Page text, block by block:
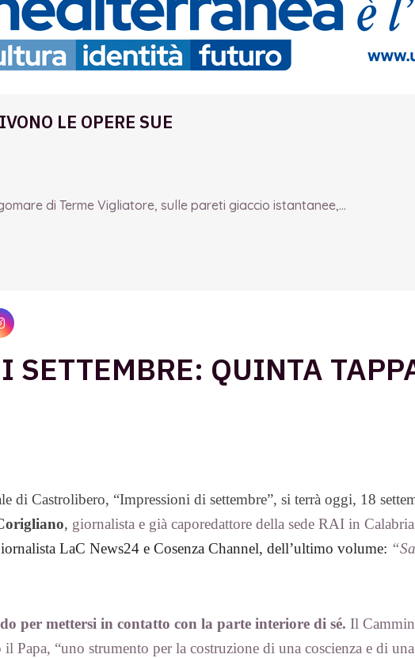
LE OPERE SUE
di Terme Vigliatore, sulle pareti giaccio istantanee,...
QUINTA
di Castrolibero, “Impressioni di settembre”, si terrà oggi, 18
, giornalista e già caporedattore della sede RAI in
LaC News24 e Cosenza Channel, dell’ultimo volume:
per mettersi in contatto con la parte interiore di sé. Il
Papa, “uno strumento per la costruzione di una coscienza e di